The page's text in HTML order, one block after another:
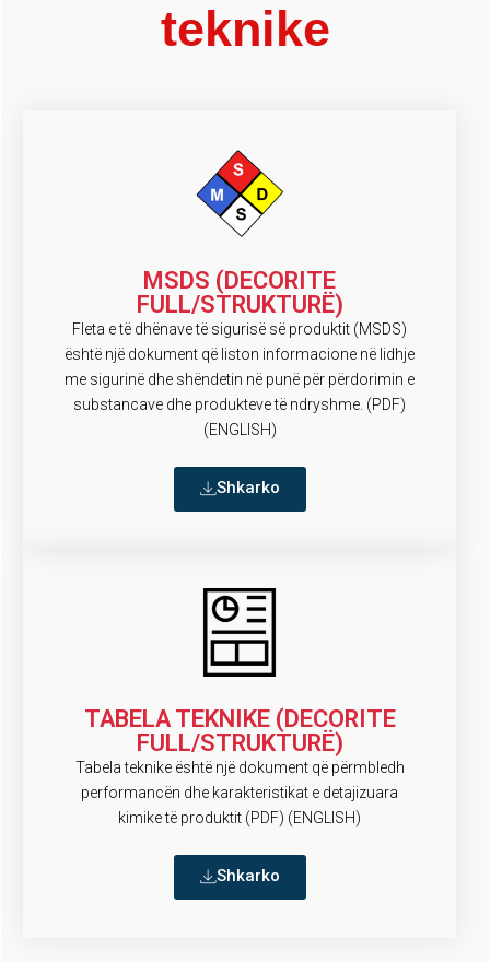
teknike
MSDS (DECORITE
FULL/STRUKTURË)
Fleta e të dhënave të sigurisë së produktit (MSDS)
është një dokument që liston informacione në lidhje
me sigurinë dhe shëndetin në punë për përdorimin e
substancave dhe produkteve të ndryshme. (PDF)
(ENGLISH)
Shkarko
TABELA TEKNIKE (DECORITE
FULL/STRUKTURË)
Tabela teknike është një dokument që përmbledh
performancën dhe karakteristikat e detajizuara
kimike të produktit (PDF) (ENGLISH)
Shkarko